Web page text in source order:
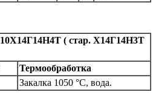
10Х14Г14Н4Т ( стар. Х14Г14Н3Т
Термообработка
Закалка 1050 °С, вода.